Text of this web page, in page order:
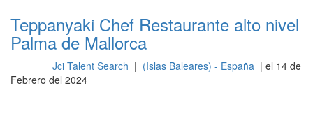
Teppanyaki Chef Restaurante alto nivel
Palma de Mallorca
Jci Talent Search | (Islas Baleares) - España | el 14 de
Febrero del 2024